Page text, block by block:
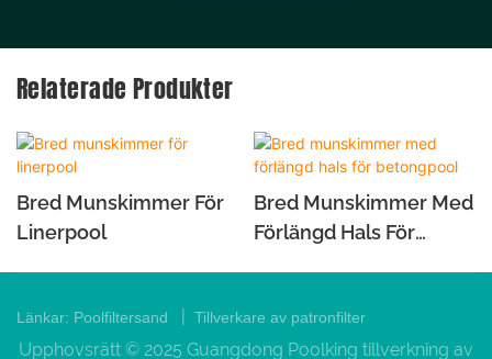
Relaterade Produkter
Bred Munskimmer För
Linerpool
Bred Munskimmer Med
Förlängd Hals För
Länkar: Poolfiltersand Tillverkare av patronfilter
Upphovsrätt © 2025 Guangdong Poolking tillverkning av